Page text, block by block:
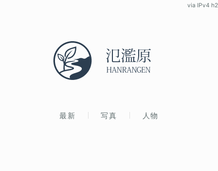
最新 写真 人物
via IPv4 h2